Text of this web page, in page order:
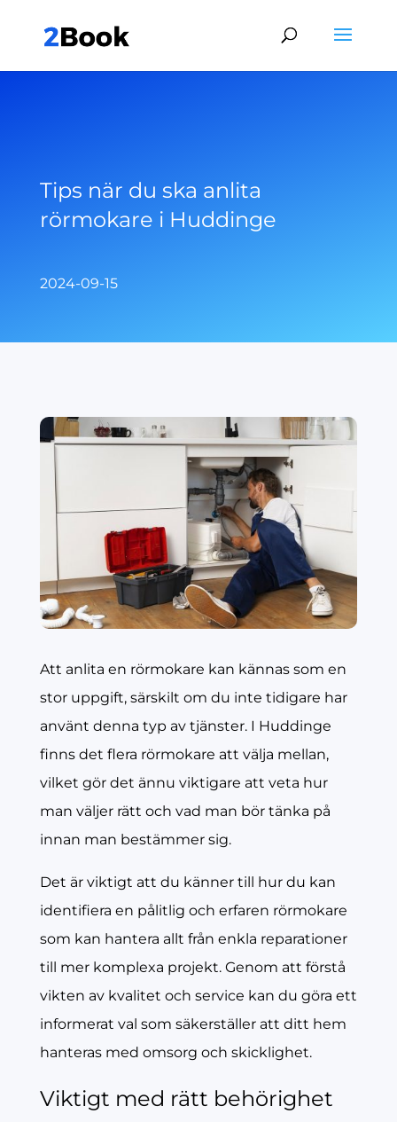
Tips när du ska anlita
rörmokare i Huddinge
2024-09-15
Att anlita en rörmokare kan kännas som en
stor uppgift, särskilt om du inte tidigare har
använt denna typ av tjänster. I Huddinge
finns det flera rörmokare att välja mellan,
vilket gör det ännu viktigare att veta hur
man väljer rätt och vad man bör tänka på
innan man bestämmer sig.
Det är viktigt att du känner till hur du kan
identifiera en pålitlig och erfaren rörmokare
som kan hantera allt från enkla reparationer
till mer komplexa projekt. Genom att förstå
vikten av kvalitet och service kan du göra ett
informerat val som säkerställer att ditt hem
hanteras med omsorg och skicklighet.
Viktigt med rätt behörighet